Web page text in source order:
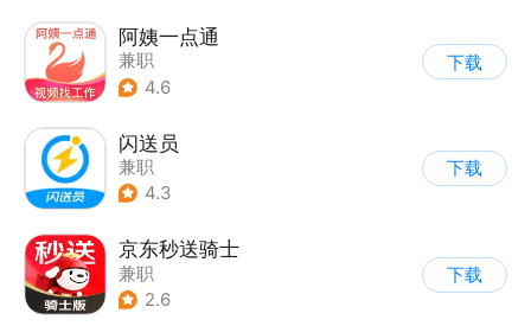
阿姨一点通
兼职
4.6
下载
闪送员
兼职
4.3
下载
京东秒送骑士
兼职
2.6
下载